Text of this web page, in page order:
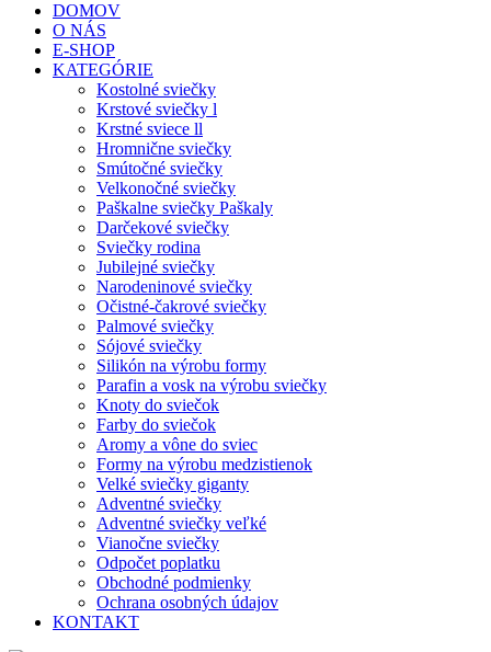
DOMOV
O NÁS
E-SHOP
KATEGÓRIE
Kostolné sviečky
Krstové sviečky l
Krstné sviece ll
Hromnične sviečky
Smútočné sviečky
Velkonočné sviečky
Paškalne sviečky Paškaly
Darčekové sviečky
Sviečky rodina
Jubilejné sviečky
Narodeninové sviečky
Očistné-čakrové sviečky
Palmové sviečky
Sójové sviečky
Silikón na výrobu formy
Parafin a vosk na výrobu sviečky
Knoty do sviečok
Farby do sviečok
Aromy a vône do sviec
Formy na výrobu medzistienok
Velké sviečky giganty
Adventné sviečky
Adventné sviečky veľké
Vianočne sviečky
Odpočet poplatku
Obchodné podmienky
Ochrana osobných údajov
KONTAKT